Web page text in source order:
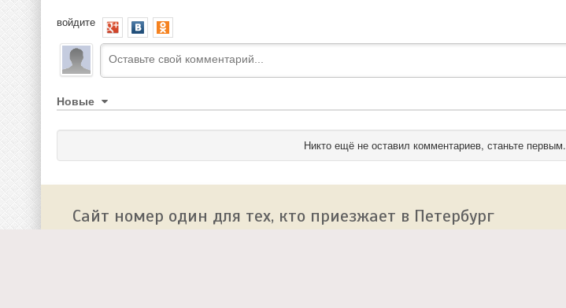
войдите
Новые
Никто ещё не оставил комментариев, станьте первым.
Сайт номер один для тех, кто приезжает в Петербург